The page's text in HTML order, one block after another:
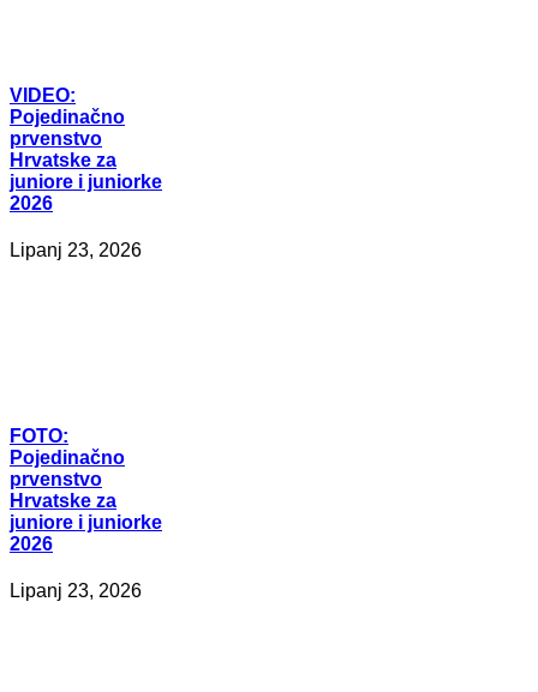
VIDEO:
Pojedinačno
prvenstvo
Hrvatske za
juniore i juniorke
2026
Lipanj 23, 2026
FOTO:
Pojedinačno
prvenstvo
Hrvatske za
juniore i juniorke
2026
Lipanj 23, 2026